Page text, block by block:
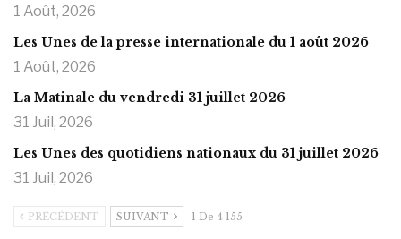
1 Août, 2026
Les Unes de la presse internationale du 1 août 2026
1 Août, 2026
La Matinale du vendredi 31 juillet 2026
31 Juil, 2026
Les Unes des quotidiens nationaux du 31 juillet 2026
31 Juil, 2026
PRÉCÉDENT SUIVANT 1 De 4 155